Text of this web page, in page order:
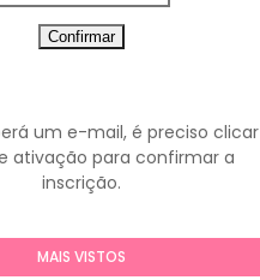
um e-mail, é preciso clicar
ativação para confirmar a
inscrição.
MAIS VISTOS